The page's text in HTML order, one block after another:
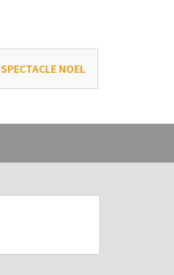
SPECTACLE NOEL